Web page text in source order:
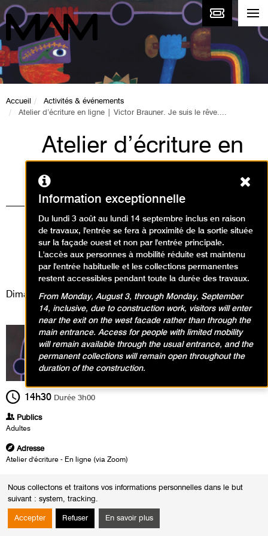
Nous collectons et traitons vos informations personnelles dans le but
suivant : system, tracking.
Accepter Refuser En savoir plus
Accueil
Activités & événements
Atelier d’écriture en ligne | Victor Brauner. Je suis le rêve....
Atelier d’écriture en
ligne | Victor
Brauner. Je suis le
rêve. Je suis
l’inspiration.
Ateliers, Événement
Dimanche 15 novembre 2020
14h30 Durée 3h00
Publics
Adultes
Adresse
Atelier d'écriture - En ligne (via Zoom)
Le : Dimanche 15 novembre 2020 de 14h30 à 17h30
Atelier d’écriture autour de l’exposition
Brauner. Je suis le rêve. Je suis l’inspiration
Information exceptionnelle
Du lundi 3 août au lundi 14 septembre inclus en raison
de travaux, l'entrée se fera à proximité de la sortie située
sur la façade ouest et non par l'entrée principale.
L'accès aux personnes à mobilité réduite est maintenu
par l'entrée habituelle et les collections permanentes
restent accessibles pendant toute la durée des travaux.
From Monday, August 3, through Monday, September
14, inclusive, due to construction work, visitors will enter
near the exit on the west facade rather than through the
main entrance. Access for people with limited mobility
will remain available through the usual entrance, and the
permanent collections will remain open throughout the
duration of the construction.